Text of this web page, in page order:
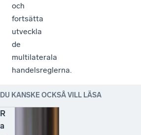
och
fortsätta
utveckla
de
multilaterala
handelsreglerna.
DU KANSKE OCKSÅ VILL LÄSA
R
a